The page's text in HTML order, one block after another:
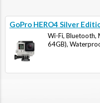
GoPro HERO4 Silver
Wi-Fi, Bluetooth,
64GB),